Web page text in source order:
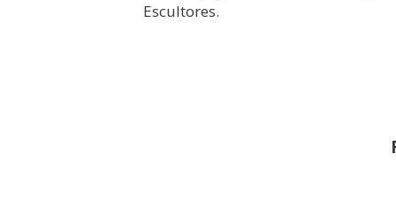
Escultores.